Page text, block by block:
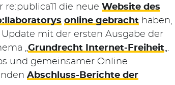
die neue Website des
online gebracht haben,
mit der ersten Ausgabe der
„ Grundrecht Internet-Freiheit
und gemeinsamer Online
Abschluss-Berichte der